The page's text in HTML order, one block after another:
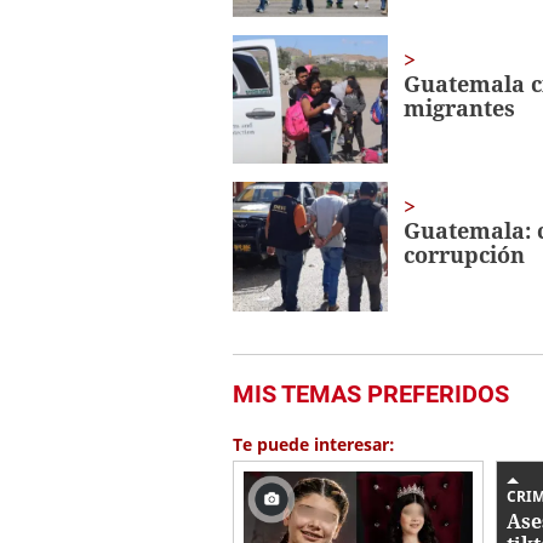
Guatemala
migrantes
Guatemala:
corrupción
MIS TEMAS PREFERIDOS
Te puede interesar: